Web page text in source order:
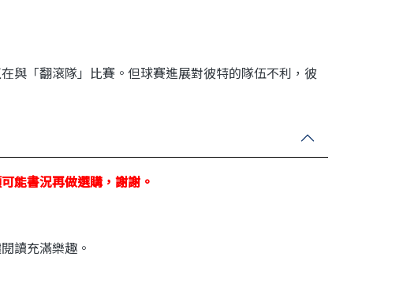
與「翻滾隊」比賽。但球賽進展對彼特的隊伍不利，彼
能書況再做選購，謝謝。
讀充滿樂趣。